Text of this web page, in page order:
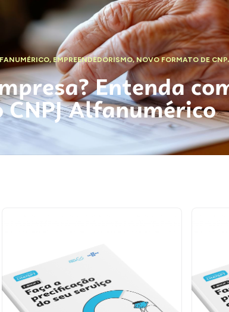
, EMPREENDEDORISMO,NOVO FORMATO DE
Entenda
Alfanumérico